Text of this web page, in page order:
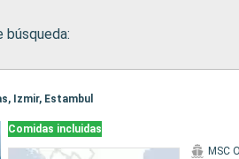
búsqueda:
Izmir, Estambul
Comidas incluidas
MSC